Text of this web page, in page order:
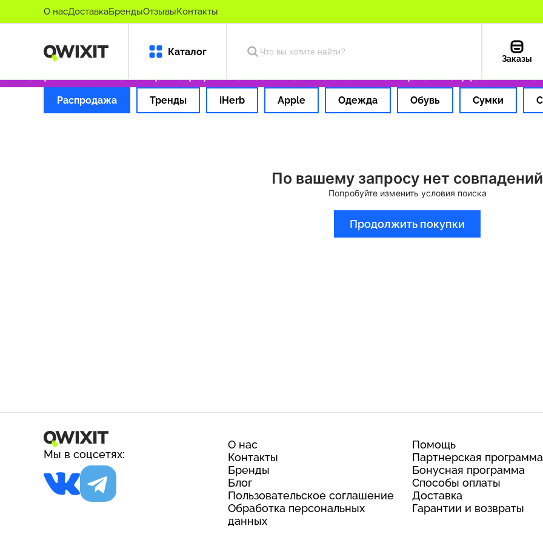
О насДоставкаБрендыОтзывыКонтакты
Каталог
Заказы
оригинальные товары Оформляем заказ за 1 час Оплата картой РФ Доставка из
Распродажа Тренды iHerb Apple Одежда Обувь Сумки
По вашему запросу нет совпадений
Попробуйте изменить условия поиска
Продолжить покупки
Мы в соцсетях:
О нас
Контакты
Бренды
Блог
Пользовательское соглашение
Обработка персональных
данных
Помощь
Партнерская программа
Бонусная программа
Способы оплаты
Доставка
Гарантии и возвраты